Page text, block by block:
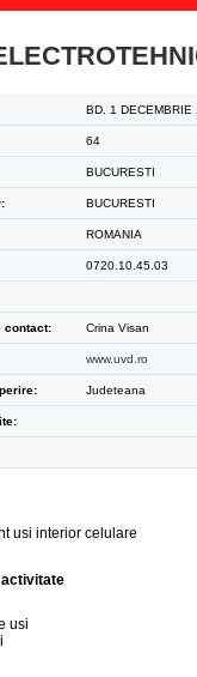
BD. 1 DECEMBRIE
64
BUCURESTI
BUCURESTI
ROMANIA
0720.10.45.03
contact: Crina Visan
www.uvd.ro
Judeteana
usi interior celulare
activitate
usi